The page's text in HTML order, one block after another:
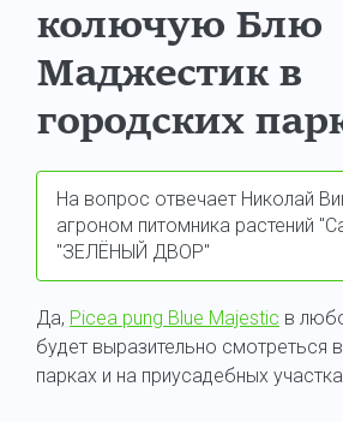
колючую Блю
Маджестик в
городских
На вопрос отвечает Николай
агроном питомника растений
"ЗЕЛЁНЫЙ ДВОР"
Да, Picea pung Blue Majestic в
будет выразительно смотреться
парках и на приусадебных